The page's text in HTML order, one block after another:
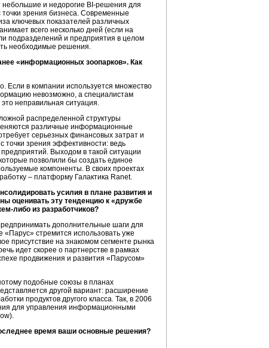
небольшие и недорогие BI-решения для
зрения бизнеса. Современные
ключевых показателей различных
всего несколько дней (если на
подразделений и предприятия в целом
необходимые решения.
«информационных зоопарков». Как
Если в компании используется множество
невозможно, а специалистам
неправильная ситуация.
распределенной структуры
различные информационные
серьезных финансовых затрат и
точки зрения эффективности: ведь
Выходом в такой ситуации
позволили бы создать единое
компоненты. В своих проектах
– платформу Галактика Ranet.
усилия в плане развития и
оценивать эту тенденцию к «дружбе
либо из разработчиков?
дополнительные шаги для
«Парус» стремится использовать уже
присутствие на знакомом сегменте рынка
идет скорее о партнерстве в рамках
продвижения и развития «Парусом»
подобные союзы в планах
другой вариант: расширение
продуктов другого класса. Так, в 2006
для управления информационными
время ваши основные решения?